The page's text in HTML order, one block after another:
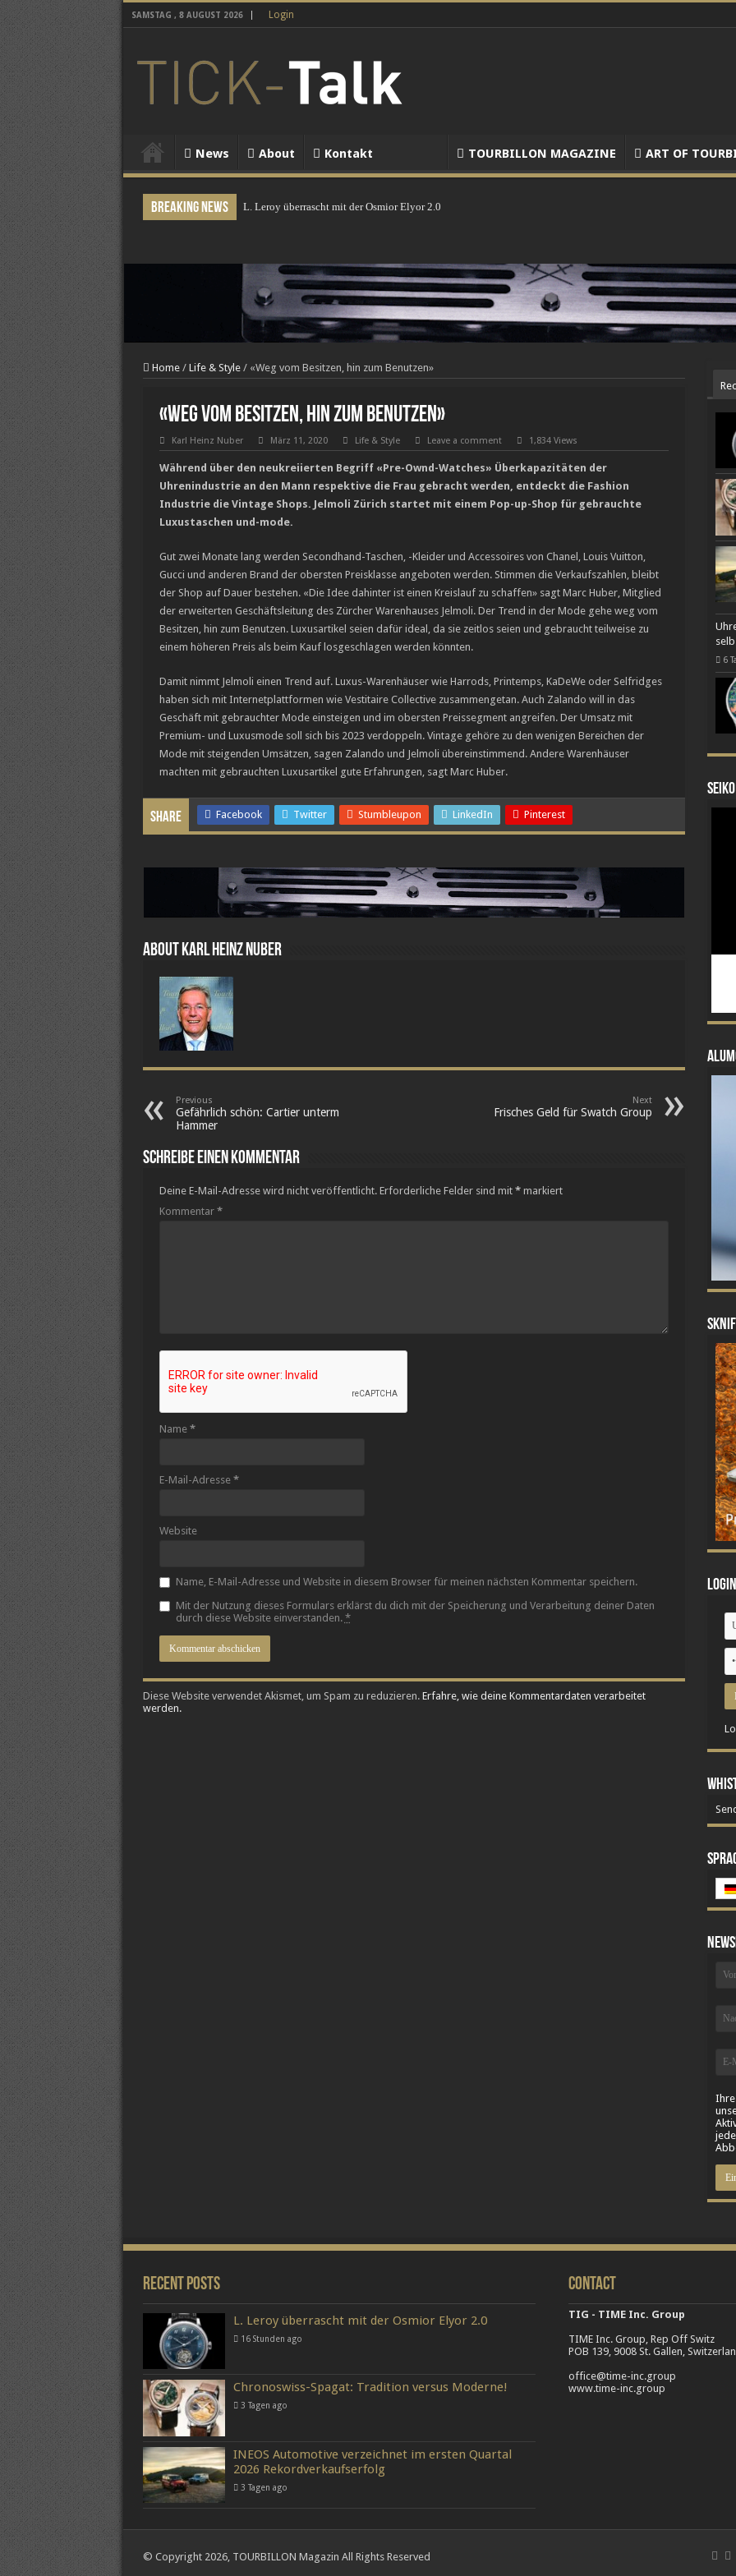
SAMSTAG , 8 AUGUST 2026 Login
News About Kontakt TOURBILLON MAGAZINE ART OF
Breaking News L. Leroy überrascht mit der Osmior Elyor 2.0
Home / Life & Style / «Weg vom Besitzen, hin zum Benutzen»
«Weg vom Besitzen, hin zum Benutzen»
Karl Heinz Nuber März 11, 2020 Life & Style Leave a comment 1,834 Views
Während über den neukreiierten Begriff «Pre-Ownd-Watches» Überkapazitäten der
Uhrenindustrie an den Mann respektive die Frau gebracht werden, entdeckt die Fashion
Industrie die Vintage Shops. Jelmoli Zürich startet mit einem Pop-up-Shop für gebrauchte
Luxustaschen und-mode.
Gut zwei Monate lang werden Secondhand-Taschen, -Kleider und Accessoires von Chanel, Louis Vuitton,
Gucci und anderen Brand der obersten Preisklasse angeboten werden. Stimmen die Verkaufszahlen, bleibt
der Shop auf Dauer bestehen. «Die Idee dahinter ist einen Kreislauf zu schaffen» sagt Marc Huber, Mitglied
der erweiterten Geschäftsleitung des Zürcher Warenhauses Jelmoli. Der Trend in der Mode gehe weg vom
Besitzen, hin zum Benutzen. Luxusartikel seien dafür ideal, da sie zeitlos seien und gebraucht teilweise zu
einem höheren Preis als beim Kauf losgeschlagen werden könnten.
Damit nimmt Jelmoli einen Trend auf. Luxus-Warenhäuser wie Harrods, Printemps, KaDeWe oder Selfridges
haben sich mit Internetplattformen wie Vestitaire Collective zusammengetan. Auch Zalando will in das
Geschäft mit gebrauchter Mode einsteigen und im obersten Preissegment angreifen. Der Umsatz mit
Premium- und Luxusmode soll sich bis 2023 verdoppeln. Vintage gehöre zu den wenigen Bereichen der
Mode mit steigenden Umsätzen, sagen Zalando und Jelmoli übereinstimmend. Andere Warenhäuser
machten mit gebrauchten Luxusartikel gute Erfahrungen, sagt Marc Huber.
Share Facebook Twitter Stumbleupon LinkedIn Pinterest
About Karl Heinz Nuber
Previous
Gefährlich schön: Cartier unterm
Hammer
Next
Frisches Geld für Swatch Group
Schreibe einen Kommentar
Deine E-Mail-Adresse wird nicht veröffentlicht. Erforderliche Felder sind mit *markiert
Kommentar *
Name *
E-Mail-Adresse *
Website
Name, E-Mail-Adresse und Website in diesem Browser für meinen nächsten Kommentar speichern.
Mit der Nutzung dieses Formulars erklärst du dich mit der Speicherung und Verarbeitung deiner Daten
durch diese Website einverstanden. *
Diese Website verwendet Akismet, um Spam zu reduzieren. Erfahre, wie deine Kommentardaten verarbeitet
werden.
6
Seiko
Login
Ihre
Recent Posts
L. Leroy überrascht mit der Osmior Elyor 2.0
16 Stunden ago
Chronoswiss-Spagat: Tradition versus Moderne!
3 Tagen ago
INEOS Automotive verzeichnet im ersten Quartal
2026 Rekordverkaufserfolg
3 Tagen ago
Contact
TIG - TIME Inc. Group
TIME Inc. Group, Rep Off Switz
POB 139, 9008 St. Gallen,
office@time-inc.group
www.time-inc.group
© Copyright 2026, TOURBILLON Magazin All Rights Reserved